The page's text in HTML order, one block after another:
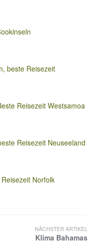
beste Reisezeit
Reisezeit Westsamoa
Reisezeit Neuseeland
Norfolk
NÄCHSTER ARTIKEL
Klima Bahamas